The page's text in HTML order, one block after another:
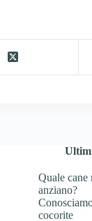
Quale cane
anziano?
cocorite